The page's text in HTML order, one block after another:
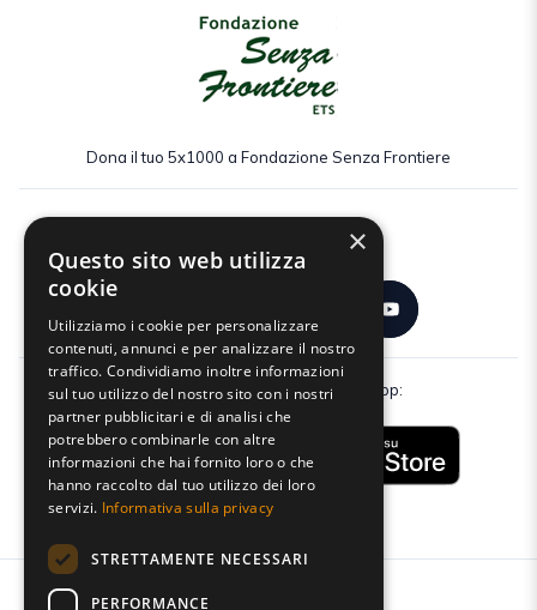
Dona il tuo 5x1000 a Fondazione Senza Frontiere
Scarica gratuitamente la nostra app:
×
Questo sito web utilizza
cookie
Utilizziamo i cookie per personalizzare
contenuti, annunci e per analizzare il nostro
traffico. Condividiamo inoltre informazioni
sul tuo utilizzo del nostro sito con i nostri
partner pubblicitari e di analisi che
potrebbero combinarle con altre
informazioni che hai fornito loro o che
hanno raccolto dal tuo utilizzo dei loro
servizi. Informativa sulla privacy
STRETTAMENTE NECESSARI
PERFORMANCE